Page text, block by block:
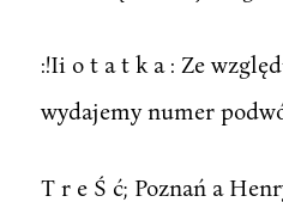
:!Ii o t a t k a : Ze
wydajemy numer
T r e Ś ć; Poznań a